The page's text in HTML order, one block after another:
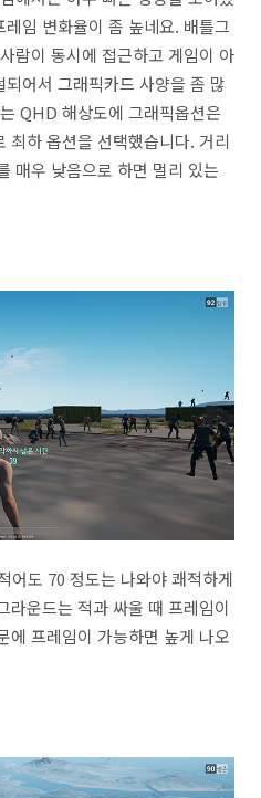
임 변화율이 좀 높네요. 배틀그
람이 동시에 접근하고 게임이 아
어서 그래픽카드 사양을 좀 많
QHD 해상도에 그래픽옵션은
최하 옵션을 선택했습니다. 거리
매우 낮음으로 하면 멀리 있는
어도 70 정도는 나와야 쾌적하게
라운드는 적과 싸울 때 프레임이
에 프레임이 가능하면 높게 나오